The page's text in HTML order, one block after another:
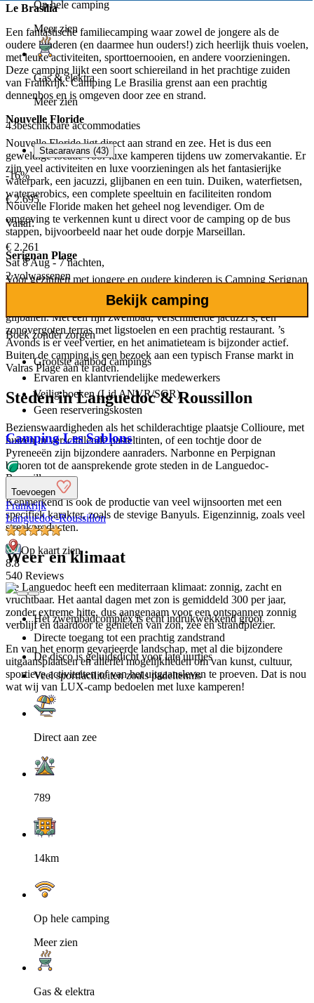
Le Brasilia
Een fantastische familiecamping waar zowel de jongere als de
oudere kinderen (en daarmee hun ouders!) zich heerlijk thuis voelen,
met leuke activiteiten, sporttoernooien, en andere voorzieningen.
Deze camping lijkt een soort schiereiland in het prachtige zuiden
van Frankrijk. Camping Le Brasilia grenst aan een prachtig
dennenbos en is omgeven door zee en strand.
Nouvelle Floride
Nouvelle Floride ligt direct aan strand en zee. Het is dus een
geweldige locatie voor luxe kamperen tijdens uw zomervakantie. Er
zijn veel activiteiten en luxe voorzieningen als het fantasierijke
waterpark, een jacuzzi, glijbanen en een tuin. Duiken, waterfietsen,
wateraerobics, een complete speeltuin en faciliteiten rondom
Nouvelle Floride maken het geheel nog levendiger. Om de
omgeving te verkennen kunt u direct voor de camping op de bus
stappen, bijvoorbeeld naar het oude dorpje Marseillan.
Serignan Plage
Voor gezinnen met jongere en oudere kinderen is Camping Serignan
Plage een perfecte plek, in een prachtige groene omgeving, aan een
geweldig zandstrand en met een fantastisch zwemparadijs met
glijbanen. Met een fijn zwembad, verschillende jacuzzi’s, een
zonovergoten terras met ligstoelen en een prachtig restaurant. ’s
Avonds is er veel vertier, en het animatieteam is bijzonder actief.
Buiten de camping is een bezoek aan een typisch Franse markt in
Valras Plage aan te raden.
Steden in Languedoc & Roussillon
Bezienswaardigheden als het schilderachtige plaatsje Collioure, met
huizen in verschillende pasteltinten, of een tochtje door de
Pyreneeën zijn bijzondere aanraders. Narbonne en Perpignan
behoren tot de aansprekende grote steden in de Languedoc-
Roussillon.
Kenmerkend is ook de productie van veel wijnsoorten met een
specifiek karakter, zoals de stevige Banyuls. Eigenzinnig, zoals veel
streekproducten.
Weer en klimaat
De Languedoc heeft een mediterraan klimaat: zonnig, zacht en
vruchtbaar. Het aantal dagen met zon is gemiddeld 300 per jaar,
zonder extreme hitte, dus aangenaam voor een ontspannen zonnig
verblijf en daardoor te genieten van zon, zee en strandplezier.
En van het enorm gevarieerde landschap, met al die bijzondere
uitgaansplaatsen en allerlei mogelijkheden om van kunst, cultuur,
sportieve activiteiten of van het uitgaansleven te proeven. Dat is nou
wat wij van LUX-camp bedoelen met luxe kamperen!
Op hele camping
Meer zien
Gas & elektra
Meer zien
43beschikbare accommodaties
Stacaravans (43)
-16%
€ 2.695
Vanaf:
€ 2.261
Sat 8 Aug - 7 nachten,
2 volwassenen
Bekijk camping
Boek zonder zorgen
Grootste aanbodcampings
Ervaren en klantvriendelijke medewerkers
Veilig boeken (Lid ANVR/SGR)
Geen reserveringskosten
Camping Les Sablons
Toevoegen
Frankrijk
Languedoc-Roussillon
Op kaart zien
8.8
540 Reviews
Het zwembadcomplex is echt indrukwekkend groot
Directe toegang tot een prachtig zandstrand
De disco is geluidsdicht voor late uurtjes
Veel sportfaciliteiten zoals padeltennis
Direct aan zee
789
14km
Op hele camping
Meer zien
Gas & elektra